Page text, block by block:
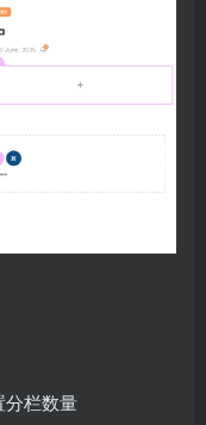
分栏数量